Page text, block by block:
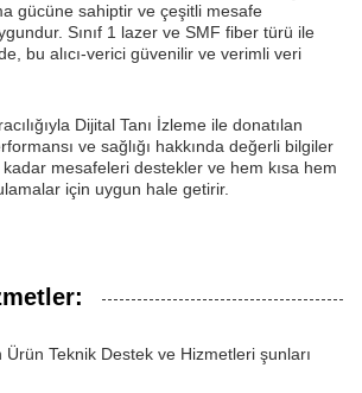
gücüne sahiptir ve çeşitli mesafe
Sınıf 1 lazer ve SMF fiber türü ile
bu alıcı-verici güvenilir ve verimli veri
Dijital Tanı İzleme ile donatılan
ve sağlığı hakkında değerli bilgiler
mesafeleri destekler ve hem kısa hem
için uygun hale getirir.
Ürün Teknik Destek ve Hizmetleri şunları